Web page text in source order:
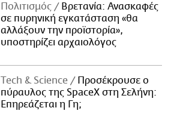
Πολιτισμός
Βρετανία: Ανασκαφές
σε πυρηνική εγκατάσταση «θα
αλλάξουν την προϊστορία»,
υποστηρίζει αρχαιολόγος
Τech & Science
Προσέκρουσε ο
πύραυλος της SpaceX στη Σελήνη:
Επηρεάζεται η Γη;